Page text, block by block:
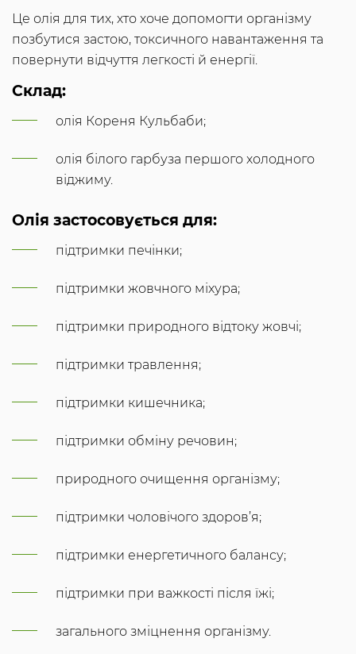
Це олія для тих, хто хоче допомогти організму
позбутися застою, токсичного навантаження та
повернути відчуття легкості й енергії.
Склад:
олія Кореня Кульбаби;
олія білого гарбуза першого холодного
віджиму.
Олія застосовується для:
підтримки печінки;
підтримки жовчного міхура;
підтримки природного відтоку жовчі;
підтримки травлення;
підтримки кишечника;
підтримки обміну речовин;
природного очищення організму;
підтримки чоловічого здоров’я;
підтримки енергетичного балансу;
підтримки при важкості після їжі;
загального зміцнення організму.